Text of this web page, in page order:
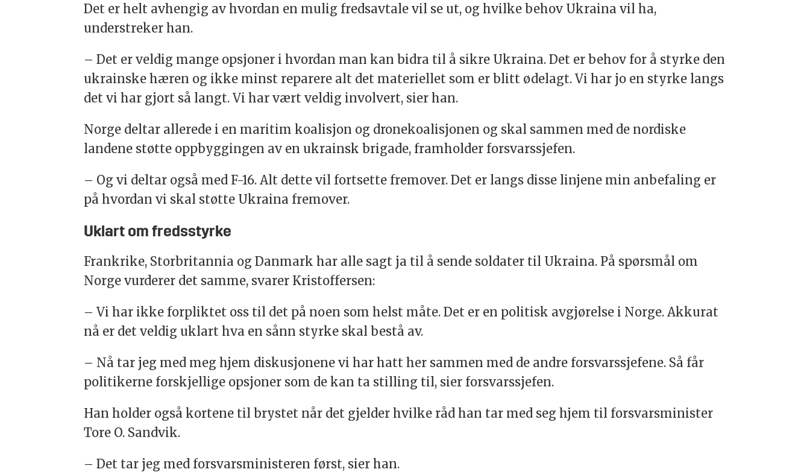
Det er helt avhengig av hvordan en mulig fredsavtale vil se ut, og hvilke behov Ukraina vil ha,
understreker han.
– Det er veldig mange opsjoner i hvordan man kan bidra til å sikre Ukraina. Det er behov for å styrke den
ukrainske hæren og ikke minst reparere alt det materiellet som er blitt ødelagt. Vi har jo en styrke langs
det vi har gjort så langt. Vi har vært veldig involvert, sier han.
Norge deltar allerede i en maritim koalisjon og dronekoalisjonen og skal sammen med de nordiske
landene støtte oppbyggingen av en ukrainsk brigade, framholder forsvarssjefen.
– Og vi deltar også med F-16. Alt dette vil fortsette fremover. Det er langs disse linjene min anbefaling er
på hvordan vi skal støtte Ukraina fremover.
Uklart om fredsstyrke
Frankrike, Storbritannia og Danmark har alle sagt ja til å sende soldater til Ukraina. På spørsmål om
Norge vurderer det samme, svarer Kristoffersen:
– Vi har ikke forpliktet oss til det på noen som helst måte. Det er en politisk avgjørelse i Norge. Akkurat
nå er det veldig uklart hva en sånn styrke skal bestå av.
– Nå tar jeg med meg hjem diskusjonene vi har hatt her sammen med de andre forsvarssjefene. Så får
politikerne forskjellige opsjoner som de kan ta stilling til, sier forsvarssjefen.
Han holder også kortene til brystet når det gjelder hvilke råd han tar med seg hjem til forsvarsminister
Tore O. Sandvik.
– Det tar jeg med forsvarsministeren først, sier han.